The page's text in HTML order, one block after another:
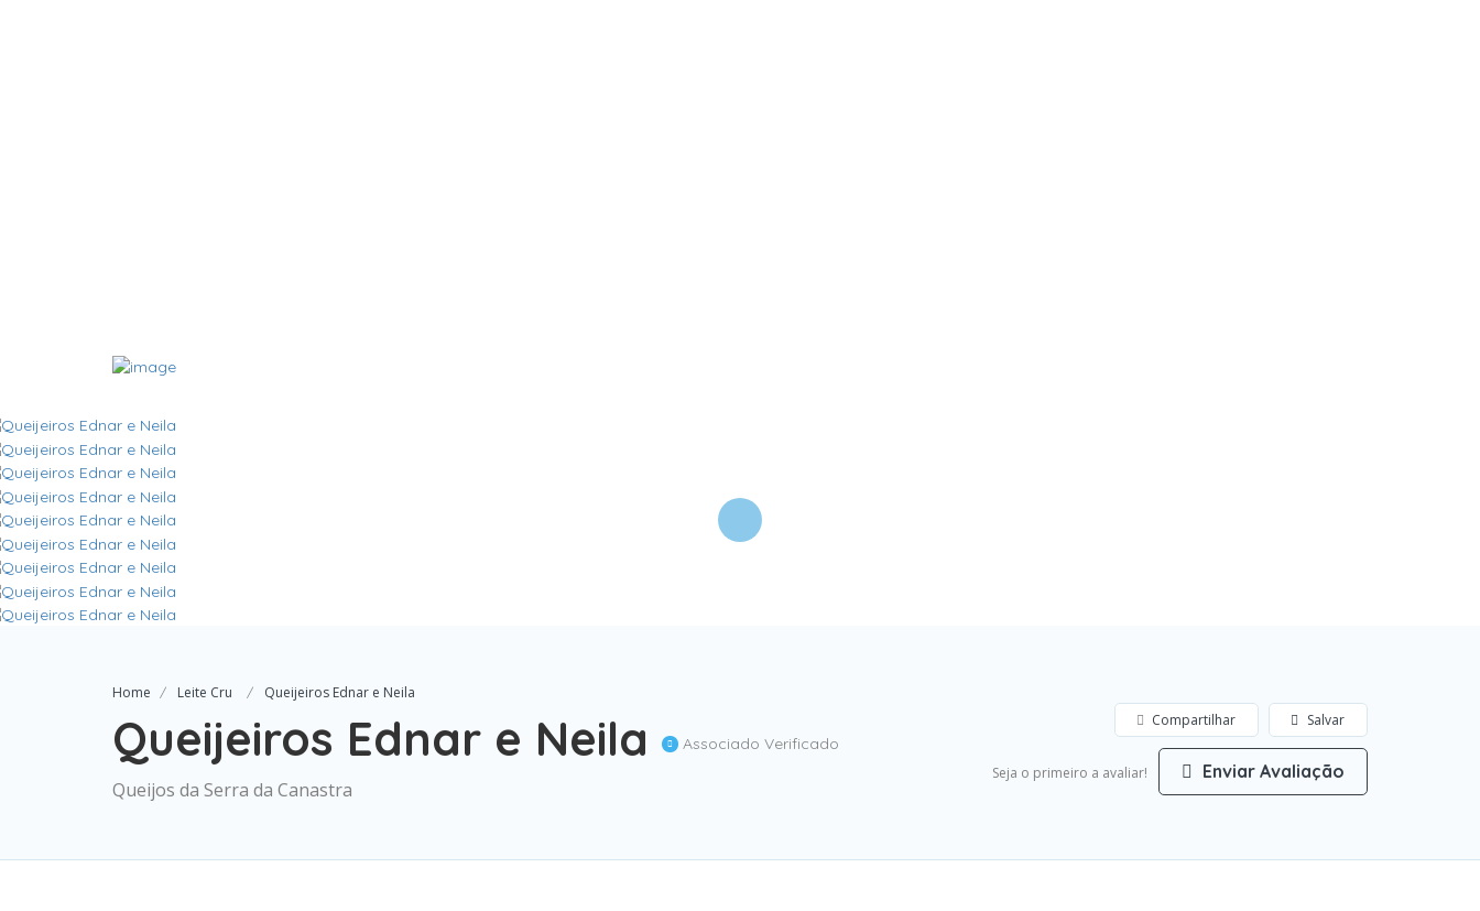
Home Leite Cru Queijeiros Ednar e Neila
Queijeiros Ednar e Neila Associado Verificado
Queijos da Serra da Canastra
Salvar
Compartilhar
Seja o primeiro a avaliar! Enviar Avaliação